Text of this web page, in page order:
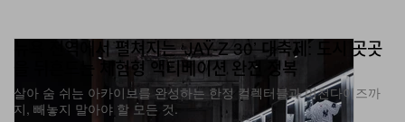
뉴욕 전역에서 펼쳐지는 ‘JAŸ-Z 30’ 대축제: 도시 곳곳
을 뒤흔드는 체험형 액티베이션 완전 정복
살아 숨 쉬는 아카이브를 완성하는 한정 컬렉터블과 머천다이즈까
지, 빼놓지 말아야 할 모든 것.